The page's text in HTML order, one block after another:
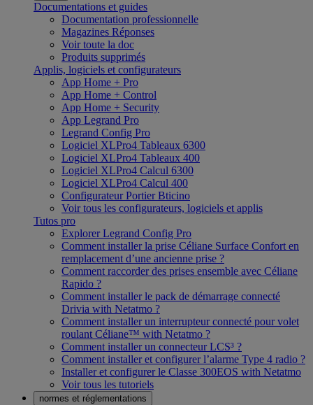
Documentations et guides
Documentation professionnelle
Magazines Réponses
Voir toute la doc
Produits supprimés
Applis, logiciels et configurateurs
App Home + Pro
App Home + Control
App Home + Security
App Legrand Pro
Legrand Config Pro
Logiciel XLPro4 Tableaux 6300
Logiciel XLPro4 Tableaux 400
Logiciel XLPro4 Calcul 6300
Logiciel XLPro4 Calcul 400
Configurateur Portier Bticino
Voir tous les configurateurs, logiciels et applis
Tutos pro
Explorer Legrand Config Pro
Comment installer la prise Céliane Surface Confort en
remplacement d’une ancienne prise ?
Comment raccorder des prises ensemble avec Céliane
Rapido ?
Comment installer le pack de démarrage connecté
Drivia with Netatmo ?
Comment installer un interrupteur connecté pour volet
roulant Céliane™ with Netatmo ?
Comment installer un connecteur LCS³ ?
Comment installer et configurer l’alarme Type 4 radio ?
Installer et configurer le Classe 300EOS with Netatmo
Voir tous les tutoriels
normes et réglementations